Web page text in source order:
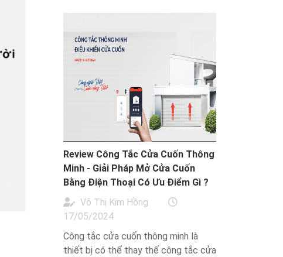
Review Công Tắc Cửa Cuốn Thông
Minh - Giải Pháp Mở Cửa Cuốn
Bằng Điện Thoại Có Ưu Điểm Gì ?
Võ Thị Kim Hồng
17/05/2024
Công tắc cửa cuốn thông minh là
thiết bị có thể thay thế công tắc cửa